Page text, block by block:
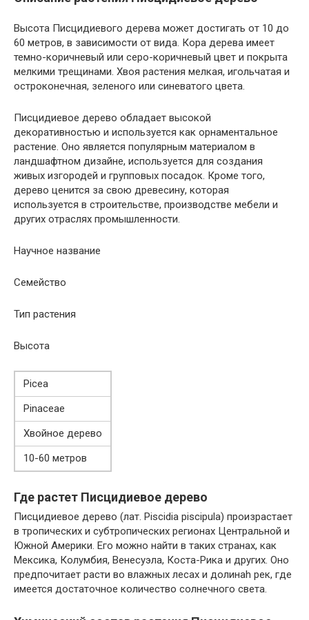
Высота Писцидиевого дерева может достигать от 10 до
60 метров, в зависимости от вида. Кора дерева имеет
темно-коричневый или серо-коричневый цвет и покрыта
мелкими трещинами. Хвоя растения мелкая, игольчатая и
остроконечная, зеленого или синеватого цвета.
Писцидиевое дерево обладает высокой
декоративностью и используется как орнаментальное
растение. Оно является популярным материалом в
ландшафтном дизайне, используется для создания
живых изгородей и групповых посадок. Кроме того,
дерево ценится за свою древесину, которая
используется в строительстве, производстве мебели и
других отраслях промышленности.
Научное название
Семейство
Тип растения
Высота
Picea
Pinaceae
Хвойное дерево
10-60 метров
Где растет Писцидиевое дерево
Писцидиевое дерево (лат. Piscidia piscipula) произрастает
в тропических и субтропических регионах Центральной и
Южной Америки. Его можно найти в таких странах, как
Мексика, Колумбия, Венесуэла, Коста-Рика и других. Оно
предпочитает расти во влажных лесах и долинah рек, где
имеется достаточное количество солнечного света.